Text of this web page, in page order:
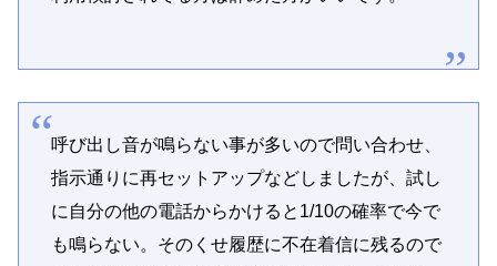
呼び出し音が鳴らない事が多いので問い合わせ、
指示通りに再セットアップなどしましたが、試し
に自分の他の電話からかけると1/10の確率で今で
も鳴らない。そのくせ履歴に不在着信に残るので